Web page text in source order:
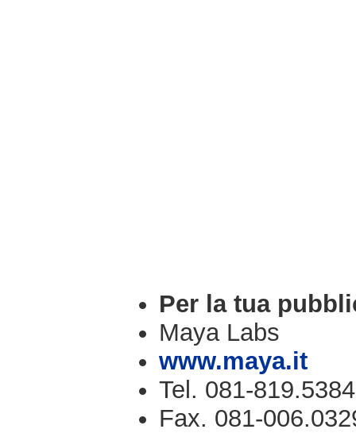
Per la tua
Maya Labs
www.maya.it
Tel. 081-819.5384
Fax. 081-